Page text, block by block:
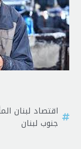
اقتصاد لبنان
جنوب لبنان